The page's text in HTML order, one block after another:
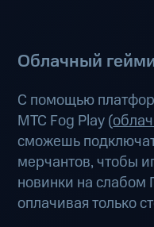
Облачный
С помощью
МТС Fog Play (
сможешь
мерчантов, чтобы
новинки на слабом
оплачивая только